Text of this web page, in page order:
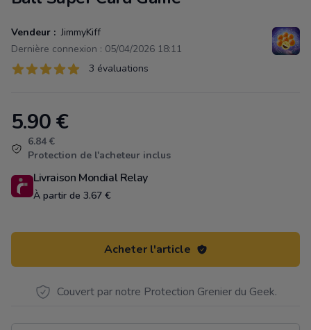
Vendeur : JimmyKiff
Dernière connexion : 05/04/2026 18:11
Évaluations
3 sur 5 étoiles 3 évaluations
Product information
5.90€
6.84 €
Protection de l'acheteur inclus
Livraison Mondial Relay
À partir de 3.67 €
Acheter l'article
Couvert par notre Protection Grenier du Geek.